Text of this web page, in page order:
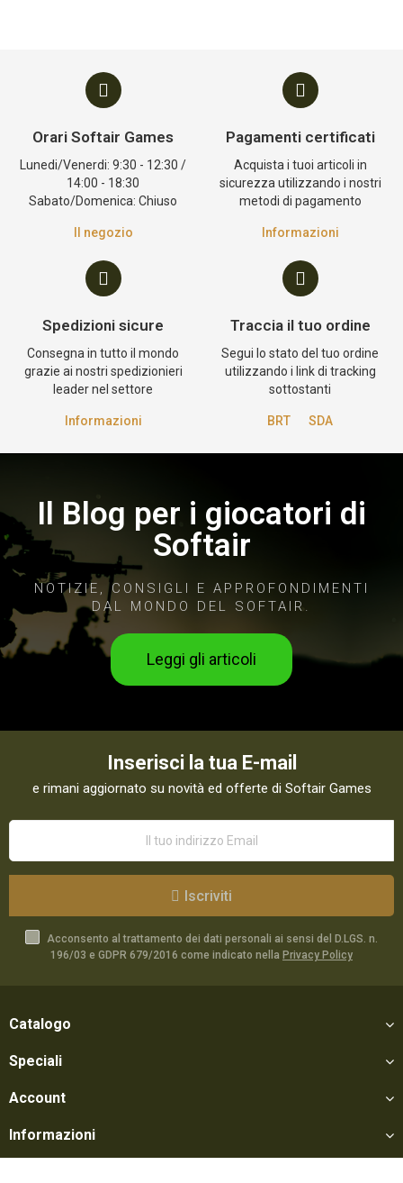
Orari Softair Games
Lunedi/Venerdi: 9:30 - 12:30 /
14:00 - 18:30
Sabato/Domenica: Chiuso
Il negozio
Pagamenti certificati
Acquista i tuoi articoli in
sicurezza utilizzando i nostri
metodi di pagamento
Informazioni
Spedizioni sicure
Consegna in tutto il mondo
grazie ai nostri spedizionieri
leader nel settore
Informazioni
Traccia il tuo ordine
Segui lo stato del tuo ordine
utilizzando i link di tracking
sottostanti
BRT SDA
Il Blog per i giocatori di
Softair
NOTIZIE, CONSIGLI E APPROFONDIMENTI
DAL MONDO DEL SOFTAIR.
Leggi gli articoli
Inserisci la tua E-mail
e rimani aggiornato su novità ed offerte di Softair Games
Iscriviti
Acconsento al trattamento dei dati personali ai sensi del D.LGS. n.
196/03 e GDPR 679/2016 come indicato nella Privacy Policy
Catalogo
Speciali
Account
Informazioni